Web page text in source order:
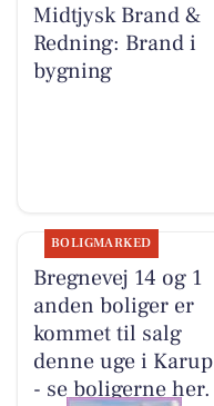
Midtjysk Brand &
Redning: Brand i
bygning
BOLIGMARKED
Bregnevej 14 og 1
anden boliger er
kommet til salg
denne uge i Karup
- se boligerne her.